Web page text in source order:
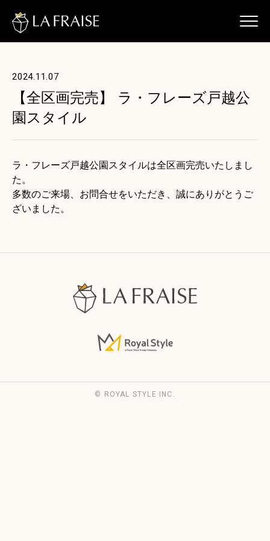
2024.11.07
【全区画完売】 ラ・フレーズ戸越公
園スタイル
ラ・フレーズ戸越公園スタイルは全区画完売いたしまし
た。
多数のご来場、お問合せをいただき、誠にありがとうご
ざいました。
© ROYAL STYLE INC.